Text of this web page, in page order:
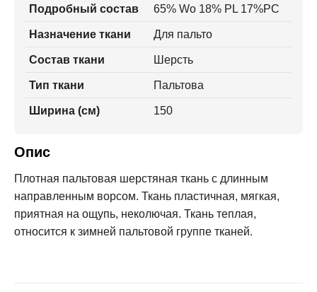
Подробный состав 65% Wo 18% PL 17%PC
Назначение ткани Для пальто
Состав ткани Шерсть
Тип ткани Пальтова
Ширина (см) 150
Опис
Плотная пальтовая шерстяная ткань с длинным
направленным ворсом. Ткань пластичная, мягкая,
приятная на ощупь, неколючая. Ткань теплая,
относится к зимней пальтовой группе тканей.